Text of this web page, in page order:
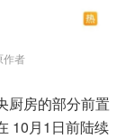
作者
厨房的部分前置
10月1日前陆续